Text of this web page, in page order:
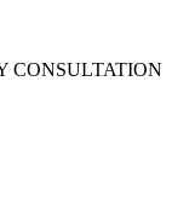
CONSULTATION